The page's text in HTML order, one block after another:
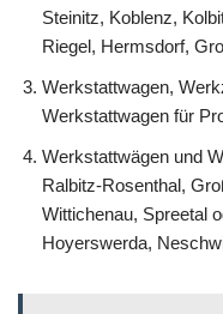
Steinitz, Koblenz,
Riegel, Hermsdorf,
Werkstattwagen,
Werkstattwagen für
Werkstattwägen und
Ralbitz-Rosenthal,
Wittichenau, Spreetal
Hoyerswerda,